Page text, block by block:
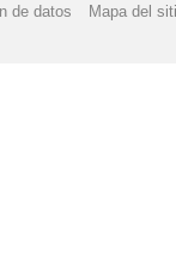
de datos Mapa del